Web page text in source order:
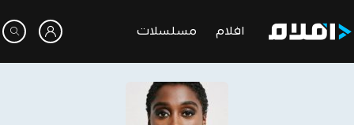
افلام مسلسلات